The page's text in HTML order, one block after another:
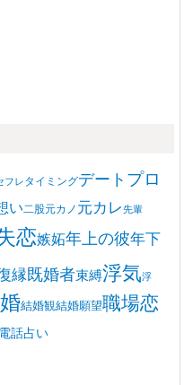
フレタイミングデート プロ
い二股元カノ 元カレ先輩
恋嫉妬年上の彼年下
縁既婚者束縛浮気浮
結婚観結婚願望職場恋
電話占い